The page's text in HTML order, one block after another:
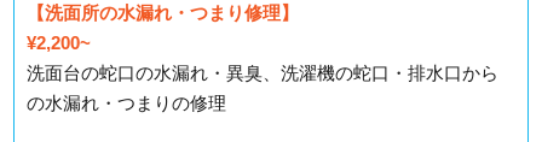
【洗面所の水漏れ・つまり修理】
¥2,200~
洗面台の蛇口の水漏れ・異臭、洗濯機の蛇口・排水口から
の水漏れ・つまりの修理